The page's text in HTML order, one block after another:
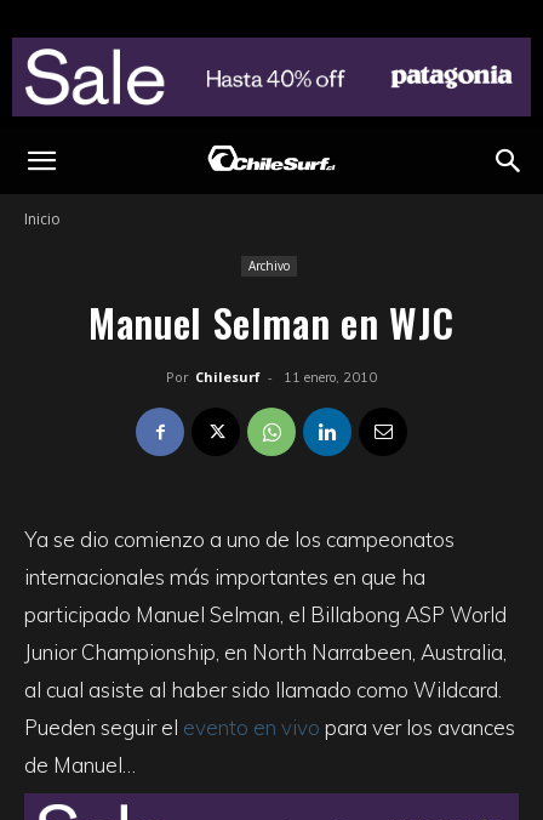
Inicio
Archivo
Manuel Selman en WJC
Por Chilesurf - 11 enero, 2010
Ya se dio comienzo a uno de los campeonatos
internacionales más importantes en que ha
participado Manuel Selman, el Billabong ASP World
Junior Championship, en North Narrabeen, Australia,
al cual asiste al haber sido llamado como Wildcard.
Pueden seguir el evento en vivo para ver los avances
de Manuel…